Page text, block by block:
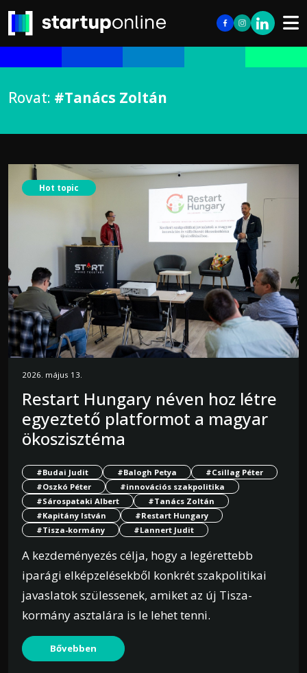
Rovat: #Tanács Zoltán
Hot topic
2026. május 13.
Restart Hungary néven hoz létre
egyeztető platformot a magyar
ökoszisztéma
#Budai Judit #Balogh Petya
#Csillag Péter
#Oszkó Péter
#innovációs szakpolitika
#Sárospataki Albert
#Tanács Zoltán
#Kapitány István
#Restart Hungary
#Tisza-kormány
#Lannert Judit
A kezdeményezés célja, hogy a legérettebb
iparági elképzelésekből konkrét szakpolitikai
javaslatok szülessenek, amiket az új Tisza-
kormány asztalára is le lehet tenni.
Bővebben